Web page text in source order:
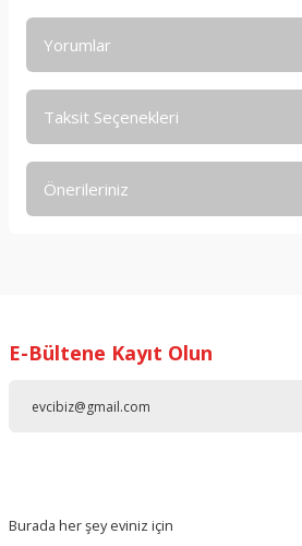
Yorumlar
Taksit Seçenekleri
Önerileriniz
Ürün resmi kalitesiz, bozuk veya
E-Bültene Kayıt Olun
Burada her şey eviniz için